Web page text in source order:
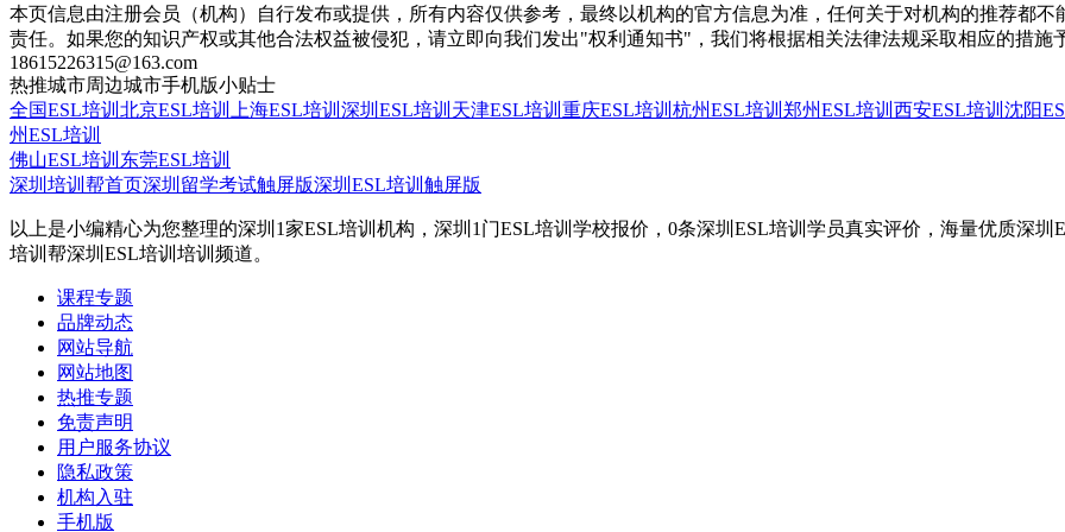
本页信息由注册会员（机构）自行发布或提供，所有内容仅供参考，最终以机构的官方信息为准，任何关于对机构的推荐都
责任。如果您的知识产权或其他合法权益被侵犯，请立即向我们发出"权利通知书"，我们将根据相关法律法规采取相应的措
18615226315@163.com
热推城市周边城市手机版小贴士
全国ESL培训 北京ESL培训 上海ESL培训 深圳ESL培训 天津ESL培训 重庆ESL培训 杭州ESL培训 郑州ESL培训 西安ESL培训 沈阳
州ESL培训
佛山ESL培训 东莞ESL培训
深圳培训帮首页深圳留学考试触屏版深圳ESL培训触屏版
以上是小编精心为您整理的深圳1家ESL培训机构，深圳1门ESL培训学校报价，0条深圳ESL培训学员真实评价，海量优质深
培训帮深圳ESL培训培训频道。
课程专题
品牌动态
网站导航
网站地图
热推专题
免责声明
用户服务协议
隐私政策
机构入驻
手机版